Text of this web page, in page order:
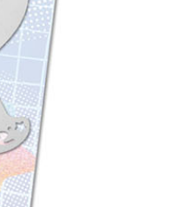
查看運費